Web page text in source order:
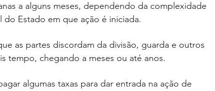
a alguns meses, dependendo da complexidade
Estado em que ação é iniciada.
as partes discordam da divisão, guarda e outros
tempo, chegando a meses ou até anos.
algumas taxas para dar entrada na ação de